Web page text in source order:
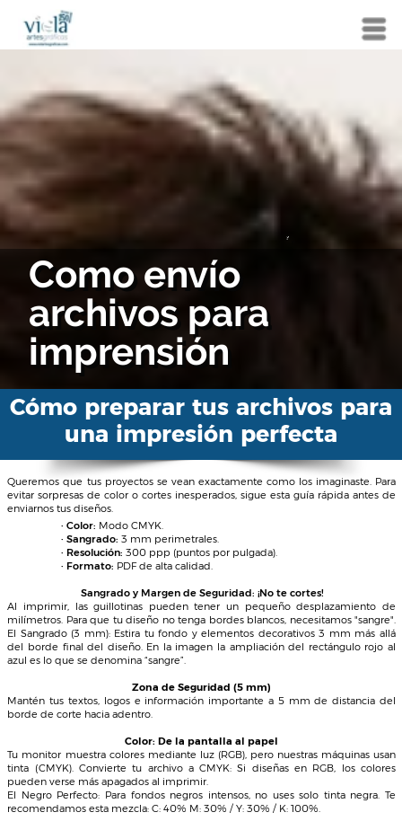
Como envío
archivos para
imprensión
Cómo preparar tus archivos para
una impresión perfecta
Queremos que tus proyectos se vean exactamente como los imaginaste. Para
evitar sorpresas de color o cortes inesperados, sigue esta guía rápida antes de
enviarnos tus diseños.
Modo CMYK.
· Formato:
PDF de alta calidad.
Sangrado y Margen de Seguridad: ¡No te cortes!
Al imprimir, las guillotinas pueden tener un pequeño desplazamiento de
milímetros. Para que tu diseño no tenga bordes blancos, necesitamos "sangre".
del borde final del diseño. En la imagen la ampliación del rectángulo rojo al
azul es lo que se denomina “sangre”.
Zona de Seguridad (5 mm)
Mantén tus textos, logos e información importante a 5 mm de distancia del
borde de corte hacia adentro.
Color: De la pantalla al papel
Tu monitor muestra colores mediante luz (RGB), pero nuestras máquinas usan
tinta (CMYK). Convierte tu archivo a CMYK: Si diseñas en RGB, los colores
pueden verse más apagados al imprimir.
El Negro Perfecto: Para fondos negros intensos, no uses solo tinta negra. Te
Imágenes y Resolución
No todo lo que se ve bien en el móvil se ve bien impreso.
300 ppp es la clave: Es el estándar para que las imágenes se vean nítidas. Evita
capturas de pantalla: Suelen tener baja resolución (72 ppp) y se verán pixeladas
o borrosas.
Tipografías: ¡Que no se pierda la letra!
Si usas una fuente que nosotros no tenemos instalada, el sistema la cambiará
tus textos y conviértelos en vectores (Contornos/Curvas).
Incrustar: Si envías un PDF, asegúrate de que las fuentes estén incrustadas.
Formatos recomendados
·TIFF / JPG a 300ppp
Nota sobre Canva:
Si diseñas en Canva, asegúrate de descargar como "PDF
para impresión" y marcar la casilla "Marcas de corte y sangrado".
IR A LA APLICACIÓN>>